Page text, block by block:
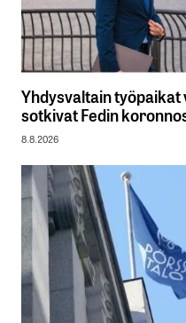
Yhdysvaltain
sotkivat Fedin
8.8.2026